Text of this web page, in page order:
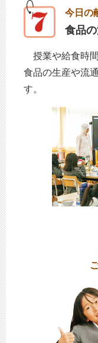
今日の
食品
授業や給食時間
食品の生産や流
す。